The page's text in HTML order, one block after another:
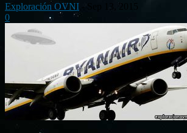
Exploración OVNI
Sep 13, 2015
0